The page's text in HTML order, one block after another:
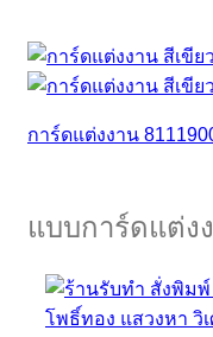
การ์ดแต่งงาน
แบบการ์ดแต่ง